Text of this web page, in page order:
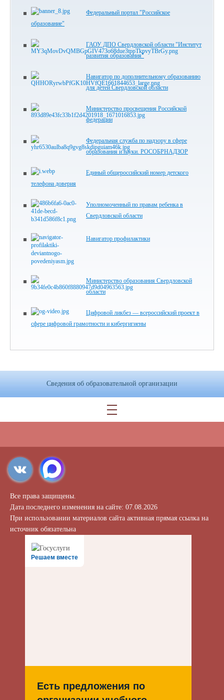
Федеральный портал "Российское
образование"
ГАОУ ДПО Свердловской области "Институт
развития образования"
Навигатор по дополнительному образованию
для детей Свердловской области
Министерство просвещения Российской
федерации
Федеральная служба по надзору в сфере
образования и науки. РОСОБРНАДЗОР
Единый общероссийский номер детского
телефона доверия
Уполномоченный по правам ребенка в
Свердловской области
Навигатор профилактики
Министерство образования Свердловской
области
Цифровой ликбез — всероссийский проект в
сфере цифровой грамотности и кибергигиены
Сведения об образовательной организации
Все права защищены.
Дата последнего изменения на сайте: 07.08.2026
При использовании материалов сайта активная прямая ссылка на
источник обязательна
Решаем вместе
Есть предложения по